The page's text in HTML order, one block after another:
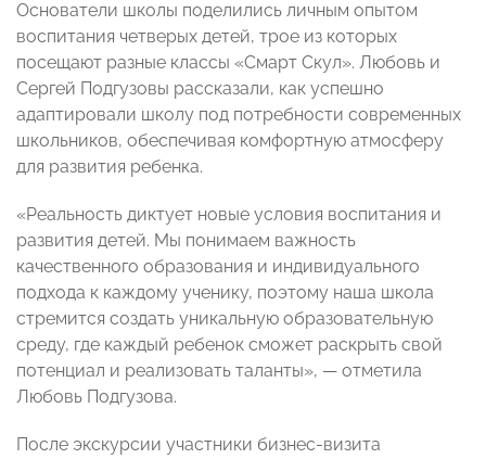
Основатели школы поделились личным опытом
воспитания четверых детей, трое из которых
посещают разные классы «Смарт Скул». Любовь и
Сергей Подгузовы рассказали, как успешно
адаптировали школу под потребности современных
школьников, обеспечивая комфортную атмосферу
для развития ребенка.
«Реальность диктует новые условия воспитания и
развития детей. Мы понимаем важность
качественного образования и индивидуального
подхода к каждому ученику, поэтому наша школа
стремится создать уникальную образовательную
среду, где каждый ребенок сможет раскрыть свой
потенциал и реализовать таланты», — отметила
Любовь Подгузова.
После экскурсии участники бизнес-визита